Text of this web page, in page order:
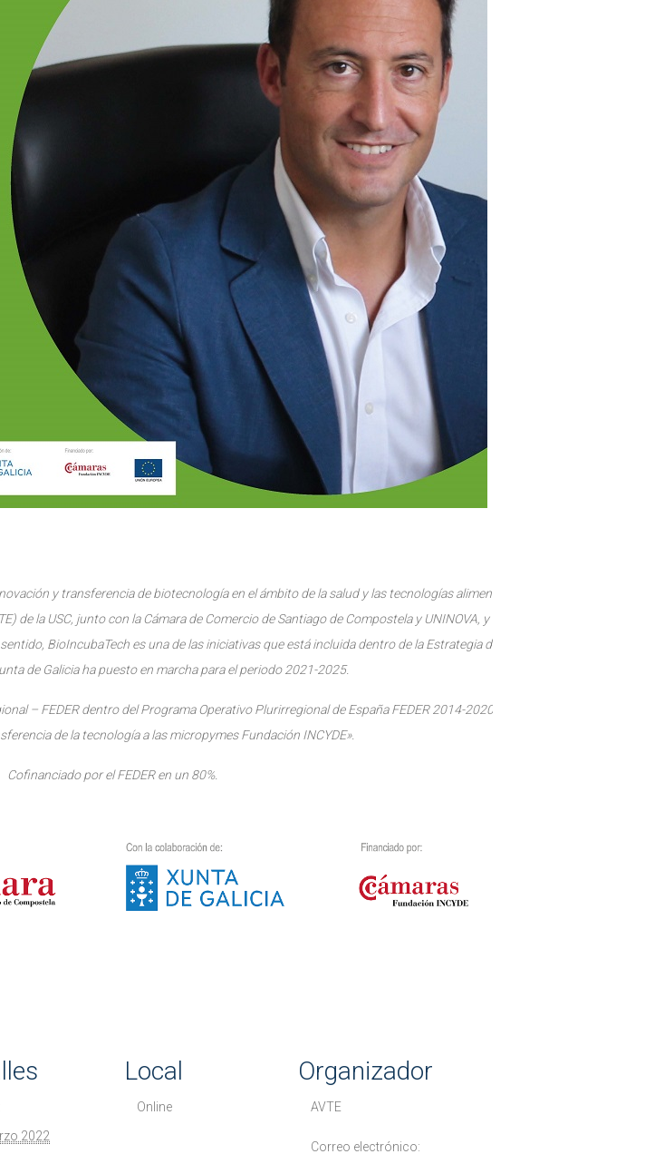
y transferencia de biotecnología en el ámbito de la salud y las tecnologías alimentarias, es un proyecto
de la USC, junto con la Cámara de Comercio de Santiago de Compostela y UNINOVA, y con la participación de la
BioIncubaTech es una de las iniciativas que está incluida dentro de la Estrategia de Consolidación de la
de Galicia ha puesto en marcha para el periodo 2021-2025.
– FEDER dentro del Programa Operativo Plurirregional de España FEDER 2014-2020 PO Proyecto
de la tecnología a las micropymes Fundación INCYDE».
Cofinanciado por el FEDER en un 80%.
2022
Local
Online
Organizador
AVTE
Correo electrónico: